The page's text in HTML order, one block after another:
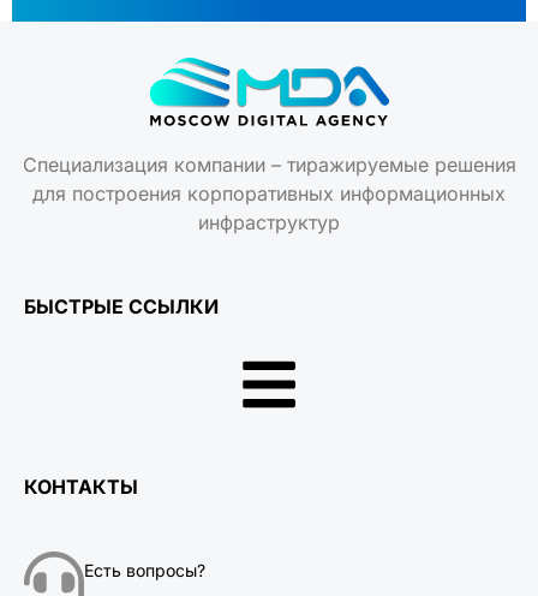
Специализация компании – тиражируемые решения
для построения корпоративных информационных
инфраструктур
БЫСТРЫЕ ССЫЛКИ
КОНТАКТЫ
Есть вопросы?